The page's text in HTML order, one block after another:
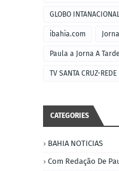
GLOBO
ibahia.com
Paula a Jorna A Tarde
TV SANTA CRUZ-
CATEGORIES
BAHIA NOTICIAS
Com Redação De